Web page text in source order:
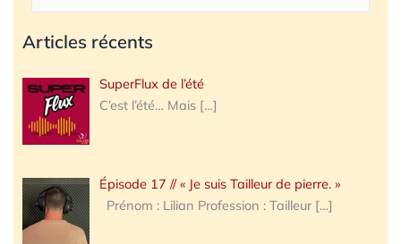
Articles récents
SuperFlux de l’été
C’est l’été… Mais […]
Épisode 17 // « Je suis Tailleur de pierre. »
Prénom : Lilian Profession : Tailleur […]